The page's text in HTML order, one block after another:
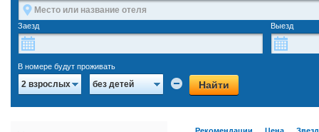
Заезд Выезд
В номере будут проживать
2 взрослых без детей Найти